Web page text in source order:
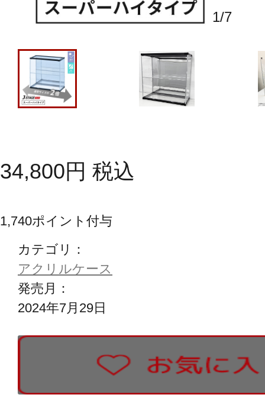
1/7
34,800円 税込
1,740ポイント付与
カテゴリ：
アクリルケース
発売月：
2024年7月29日